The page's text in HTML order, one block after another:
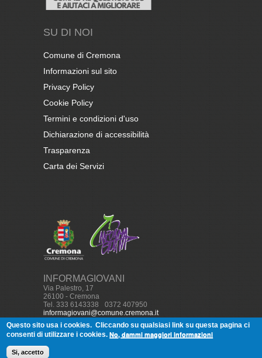
SU DI NOI
Comune di Cremona
Informazioni sul sito
Privacy Policy
Cookie Policy
Termini e condizioni d'uso
Dichiarazione di accessibilità
Trasparenza
Carta dei Servizi
INFORMAGIOVANI
Via Palestro, 17
26100 - Cremona
Tel. 333 6143338
0372 407950
informagiovani@comune.cremona.it
© Copyright, 2013
Questo sito usa i cookies. Cliccando su qualsiasi link su questa pagina ci
consenti di utilizzare i cookies. No, dammi maggiori informazioni
Si, accetto